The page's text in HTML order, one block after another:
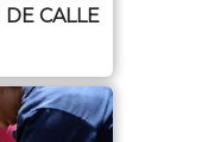
CALLE